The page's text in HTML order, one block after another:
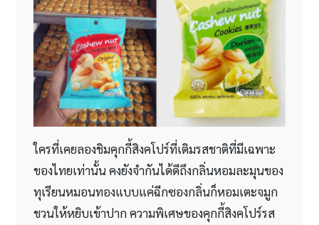
ใครที่เคยลองชิมคุกกี้สิงคโปร์ที่เติมรสชาติที่มีเฉพาะ
ของไทยเท่านั้น คงยังจำกันได้ดีถึงกลิ่นหอมละมุนของ
ทุเรียนหมอนทองแบบแค่ฉีกซองกลิ่นก็หอมเตะจมูก
ชวนให้หยิบเข้าปาก ความพิเศษของคุกกี้สิงคโปร์รส